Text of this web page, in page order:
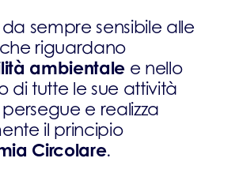
da sempre sensibile alle
riguardano
ambientale e nello
di tutte le sue attività
e realizza
il principio
Circolare.